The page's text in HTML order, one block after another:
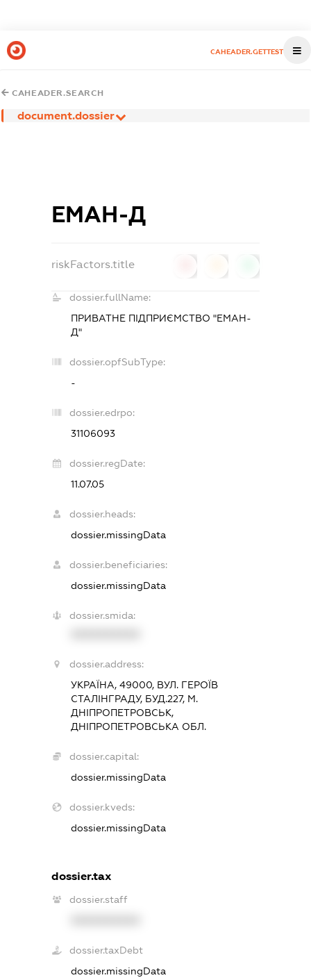
CAHEADER.GETTEST
CAHEADER.SEARCH
document.dossier
ЕМАН-Д
riskFactors.title
dossier.fullName:
ПРИВАТНЕ ПІДПРИЄМСТВО "ЕМАН-
Д"
dossier.opfSubType:
-
dossier.edrpo:
31106093
dossier.regDate:
11.07.05
dossier.heads:
dossier.missingData
dossier.beneficiaries:
dossier.missingData
dossier.smida:
dossier.address:
УКРАЇНА, 49000, ВУЛ. ГЕРОЇВ
СТАЛІНГРАДУ, БУД.227, М.
ДНІПРОПЕТРОВСЬК,
ДНІПРОПЕТРОВСЬКА ОБЛ.
dossier.capital:
dossier.missingData
dossier.kveds:
dossier.missingData
dossier.tax
dossier.staff
dossier.taxDebt
dossier.missingData